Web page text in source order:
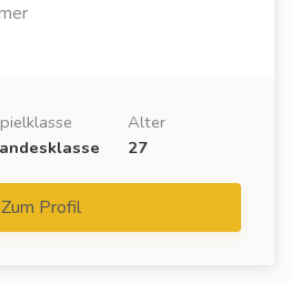
Alter
27
Zum Profil